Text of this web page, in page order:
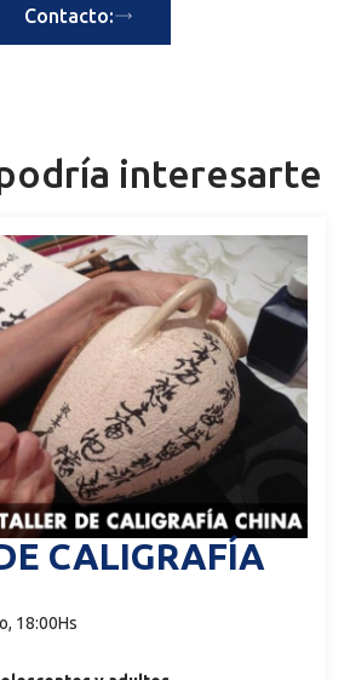
Contacto:
interesarte
CALIGRAFÍA
18:00Hs